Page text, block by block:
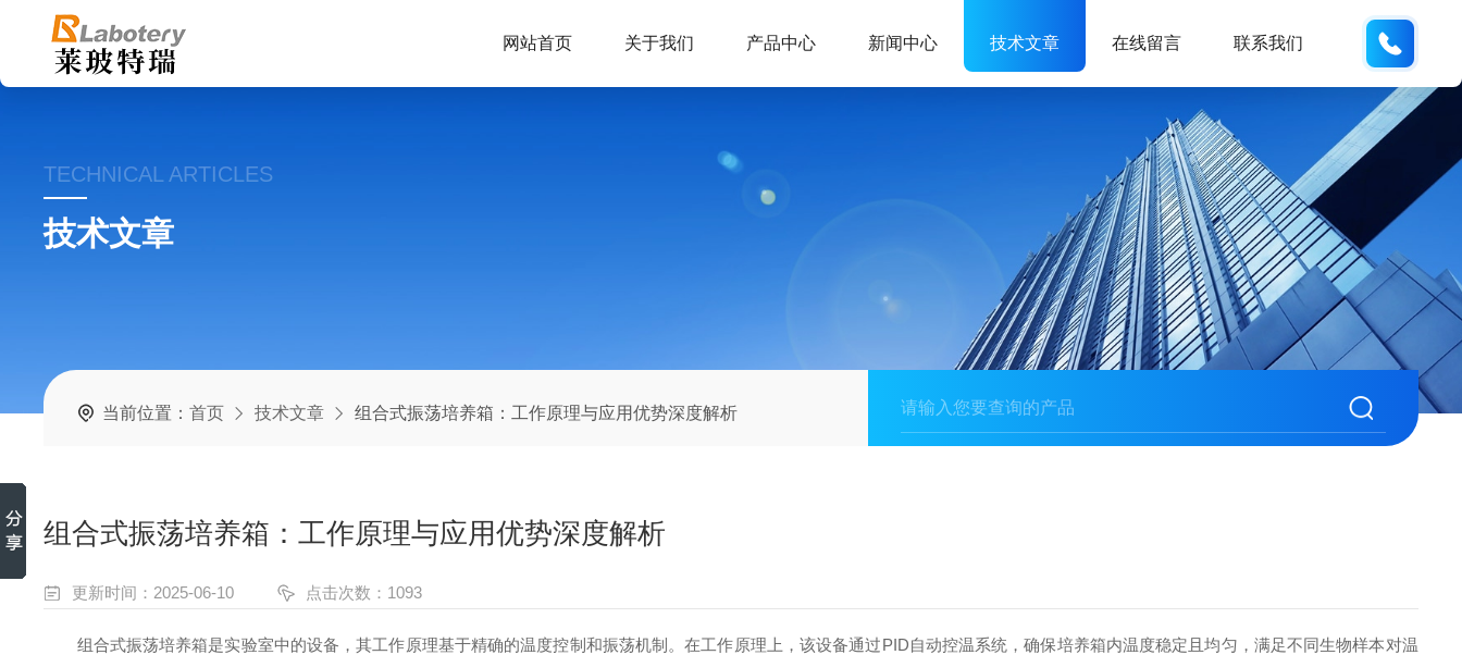
网站首页 关于我们 产品中心 新闻中心 技术文章 在线留言 联系我们
TECHNICAL ARTICLES
技术文章
当前位置：首页 技术文章 组合式振荡培养箱：工作原理与应用优势深度解析
组合式振荡培养箱：工作原理与应用优势深度解析
更新时间：2025-06-10 点击次数：1093
组合式振荡培养箱是实验室中的设备，其工作原理基于精确的温度控制和振荡机制。在工作原理上，该设备通过PID自动控温系统，确保培养箱内温度稳定且均匀，满足不同生物样本对温